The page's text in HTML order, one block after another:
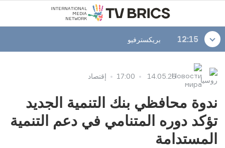
INTERNATIONAL
MEDIA
NETWORK
12:15 بريكسترفيو
14.05.26
17:00 إقتصاد
ندوة محافظي بنك التنمية الجديد
تؤكد دوره المتنامي في دعم التنمية
المستدامة